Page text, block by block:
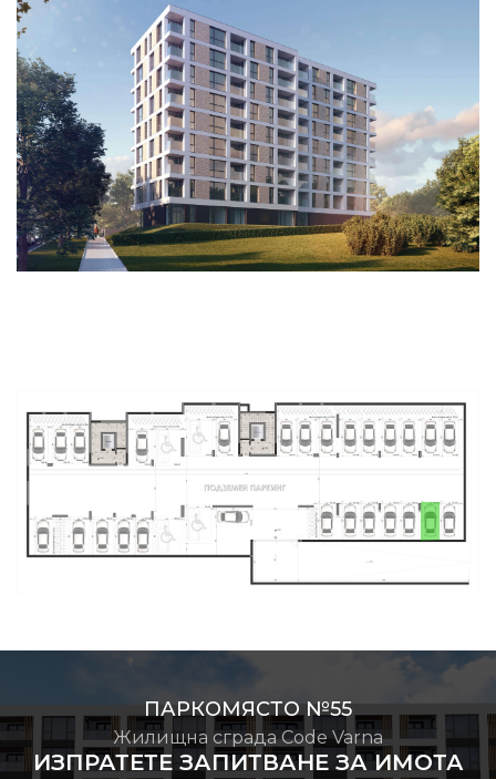
ПАРКОМЯСТО №55
Жилищна сграда Code Varna
ИЗПРАТЕТЕ ЗАПИТВАНЕ ЗА ИМОТА